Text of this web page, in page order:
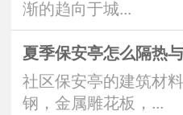
渐的趋向于城...
夏季保安亭怎么隔热
社区保安亭的建筑材
钢，金属雕花板，...